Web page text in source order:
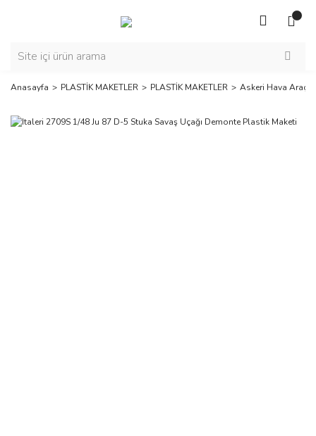
Anasayfa PLASTİK MAKETLER PLASTİK MAKETLER Askeri Hava